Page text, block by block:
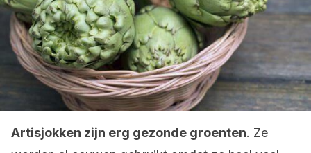
Artisjokken zijn erg gezonde groenten. Ze